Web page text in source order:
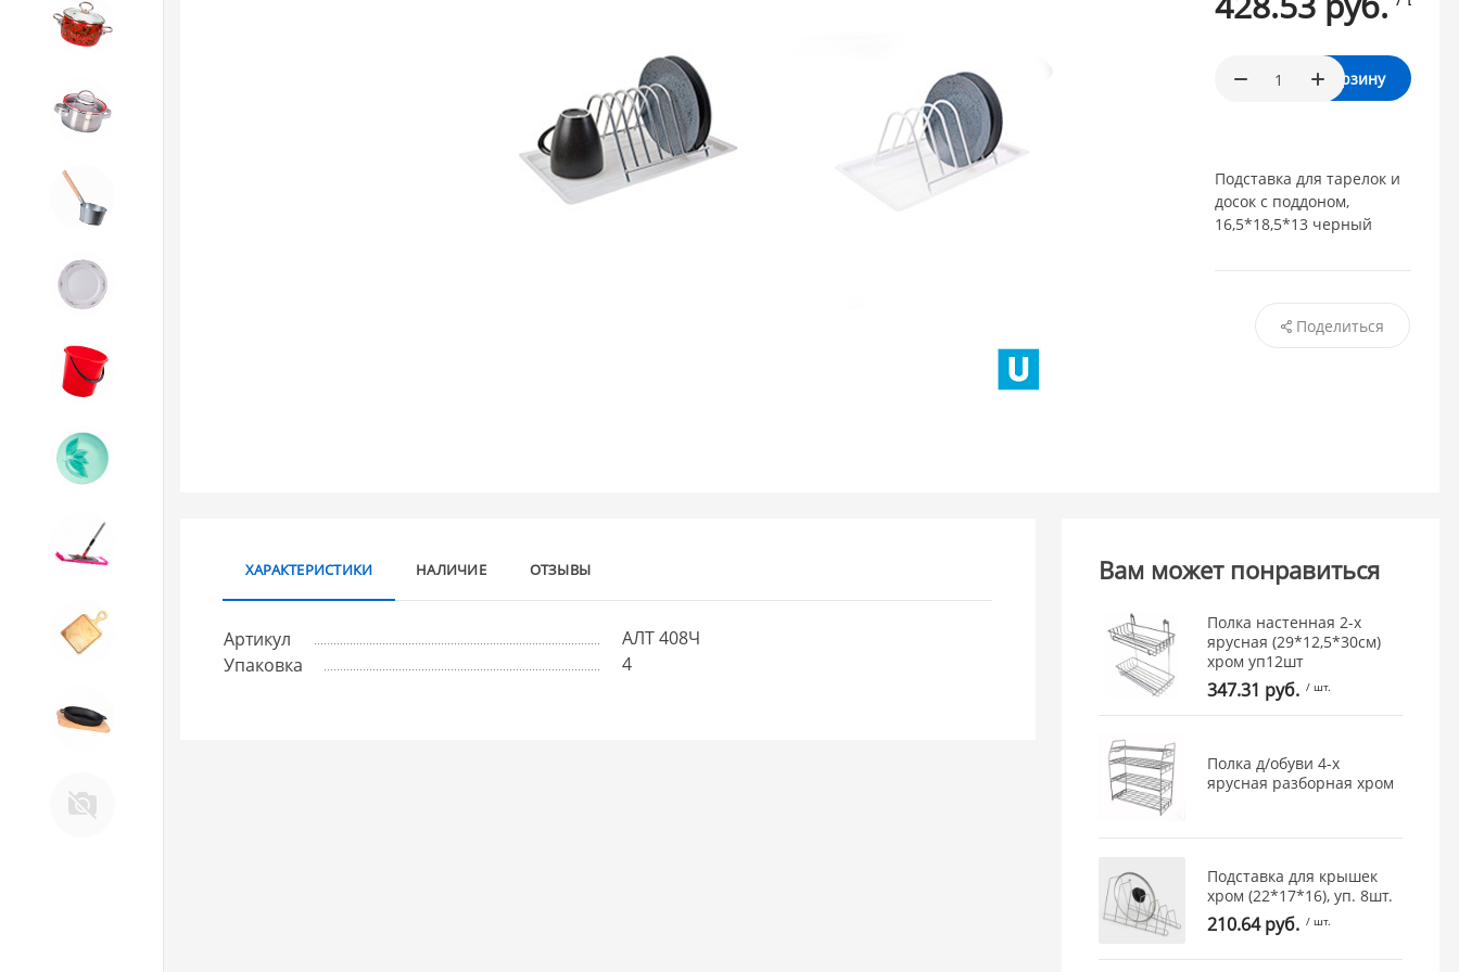
11. Товары для КУХНИ
В корзину
Подставка для тарелок и
досок с поддоном,
16,5*18,5*13 черный
Поделиться
ХАРАКТЕРИСТИКИ НАЛИЧИЕ ОТЗЫВЫ
Артикул
АЛТ 408Ч
Упаковка
4
Вам может понравиться
Полка настенная 2-х
ярусная (29*12,5*30см)
хром уп12шт
347.31 руб. / шт.
Полка д/обуви 4-х
ярусная разборная хром
Подставка для крышек
хром (22*17*16), уп. 8шт.
210.64 руб. / шт.